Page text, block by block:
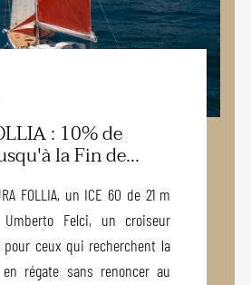
: 10% de
la Fin de...
FOLLIA, un ICE 60 de 21 m
Felci, un croiseur
pour ceux qui recherchent la
en régate sans renoncer au